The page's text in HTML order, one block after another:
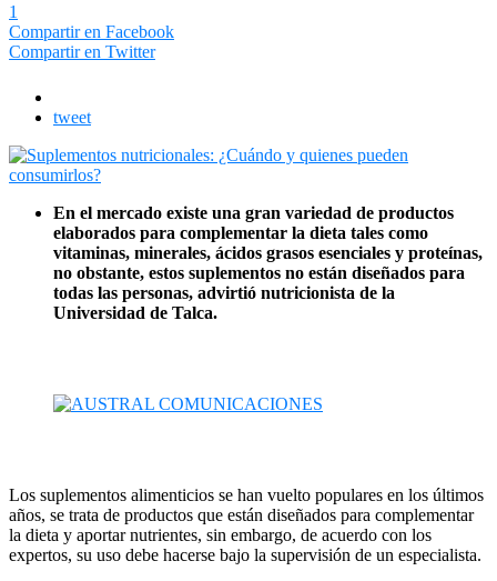
1
Compartir en Facebook
Compartir en Twitter
tweet
En el mercado existe una gran variedad de productos
elaborados para complementar la dieta tales como
vitaminas, minerales, ácidos grasos esenciales y proteínas,
no obstante, estos suplementos no están diseñados para
todas las personas, advirtió nutricionista de la
Universidad de Talca.
Los suplementos alimenticios se han vuelto populares en los últimos
años, se trata de productos que están diseñados para complementar
la dieta y aportar nutrientes, sin embargo, de acuerdo con los
expertos, su uso debe hacerse bajo la supervisión de un especialista.